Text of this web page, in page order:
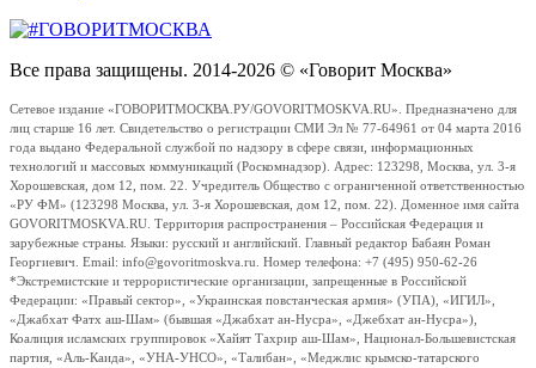
Все права защищены. 2014-2026 © «Говорит Москва»
Сетевое издание «ГОВОРИТМОСКВА.РУ/GOVORITMOSKVA.RU». Предназначено для
лиц старше 16 лет. Свидетельство о регистрации СМИ Эл № 77-64961 от 04 марта 2016
года выдано Федеральной службой по надзору в сфере связи, информационных
технологий и массовых коммуникаций (Роскомнадзор). Адрес: 123298, Москва, ул. 3-я
Хорошевская, дом 12, пом. 22. Учредитель Общество с ограниченной ответственностью
«РУ ФМ» (123298 Москва, ул. 3-я Хорошевская, дом 12, пом. 22). Доменное имя сайта
GOVORITMOSKVA.RU. Территория распространения – Российская Федерация и
зарубежные страны. Языки: русский и английский. Главный редактор Бабаян Роман
Георгиевич. Email: info@govoritmoskva.ru. Номер телефона: +7 (495) 950-62-26
*Экстремистские и террористические организации, запрещенные в Российской
Федерации: «Правый сектор», «Украинская повстанческая армия» (УПА), «ИГИЛ»,
«Джабхат Фатх аш-Шам» (бывшая «Джабхат ан-Нусра», «Джебхат ан-Нусра»),
Коалиция исламских группировок «Хайят Тахрир аш-Шам», Национал-Большевистская
партия, «Аль-Каида», «УНА-УНСО», «Талибан», «Меджлис крымско-татарского